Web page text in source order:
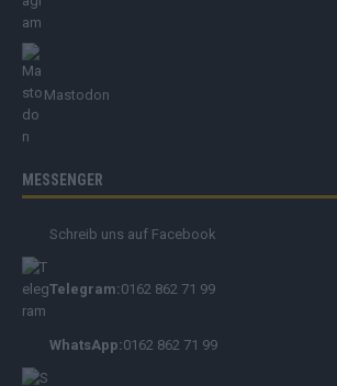
Mastodon
MESSENGER
Schreib uns auf Facebook
Telegram:0162 862 71 99
WhatsApp:0162 862 71 99